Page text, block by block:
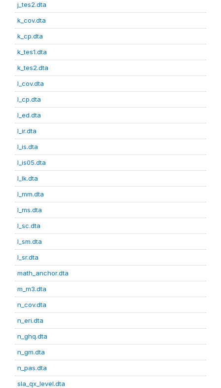
j_tes2.dta
k_cov.dta
k_cp.dta
k_tes1.dta
k_tes2.dta
l_cov.dta
l_cp.dta
l_ed.dta
l_ir.dta
l_is.dta
l_is05.dta
l_lk.dta
l_mm.dta
l_ms.dta
l_sc.dta
l_sm.dta
l_sr.dta
math_anchor.dta
m_m3.dta
n_cov.dta
n_eri.dta
n_ghq.dta
n_gm.dta
n_pas.dta
sla_qx_level.dta